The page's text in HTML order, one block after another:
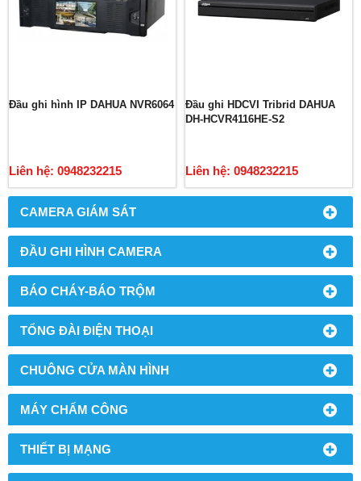
CAMERA GIÁM SÁT
ĐẦU GHI HÌNH CAMERA
BÁO CHÁY-BÁO TRỘM
TỔNG ĐÀI ĐIỆN THOẠI
CHUÔNG CỬA MÀN HÌNH
MÁY CHẤM CÔNG
THIẾT BỊ MẠNG
Đầu ghi hình IP DAHUA NVR6064
Liên hệ: 0948232215
Đầu ghi HDCVI Tribrid DAHUA
DH-HCVR4116HE-S2
Liên hệ: 0948232215